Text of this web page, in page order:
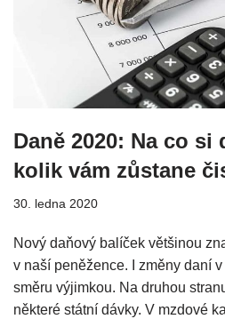
Daně 2020: Na co si
kolik vám zůstane
30. ledna 2020
Nový daňový balíček většinou
v naší peněžence. I změny daní
směru výjimkou. Na druhou
některé státní dávky. V mzdové